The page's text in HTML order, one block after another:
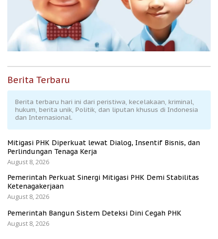
Berita Terbaru
Berita terbaru hari ini dari peristiwa, kecelakaan, kriminal,
hukum, berita unik, Politik, dan liputan khusus di Indonesia
dan Internasional.
Mitigasi PHK Diperkuat lewat Dialog, Insentif Bisnis, dan
Perlindungan Tenaga Kerja
August 8, 2026
Pemerintah Perkuat Sinergi Mitigasi PHK Demi Stabilitas
Ketenagakerjaan
August 8, 2026
Pemerintah Bangun Sistem Deteksi Dini Cegah PHK
August 8, 2026